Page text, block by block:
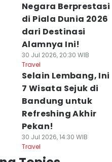
Negara Berprestasi
di Piala Dunia 2026
dari Destinasi
Alamnya Ini!
30 Jul 2026, 20:30 WIB
Travel
Selain Lembang, Ini
7 Wisata Sejuk di
Bandung untuk
Refreshing Akhir
Pekan!
30 Jul 2026, 14:30 WIB
Travel